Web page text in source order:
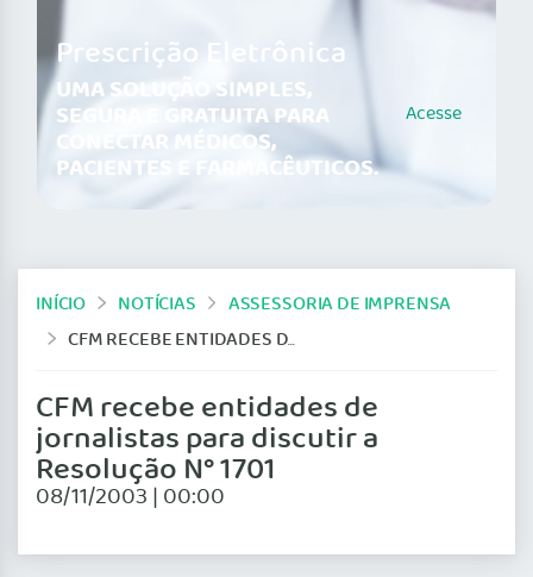
Prescrição Eletrônica
UMA SOLUÇÃO SIMPLES,
SEGURA E GRATUITA PARA
CONECTAR MÉDICOS,
PACIENTES E FARMACÊUTICOS.
Acesse
INÍCIO NOTÍCIAS
ASSESSORIA DE IMPRENSA
CFM RECEBE ENTIDADES DE JORNALISTAS PARA DISCUTIR A RESOLUÇÃO N° 1701
CFM recebe entidades de
jornalistas para discutir a
Resolução N° 1701
08/11/2003 | 00:00